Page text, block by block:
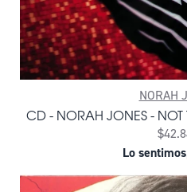
NORAH
CD - NORAH JONES -
Lo